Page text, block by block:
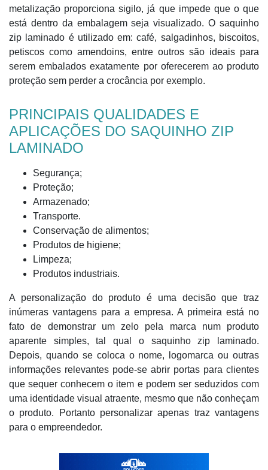
metalização proporciona sigilo, já que impede que o que
está dentro da embalagem seja visualizado. O saquinho
zip laminado é utilizado em: café, salgadinhos, biscoitos,
petiscos como amendoins, entre outros são ideais para
serem embalados exatamente por oferecerem ao produto
proteção sem perder a crocância por exemplo.
PRINCIPAIS QUALIDADES E
APLICAÇÕES DO SAQUINHO ZIP
LAMINADO
Segurança;
Proteção;
Armazenado;
Transporte.
Conservação de alimentos;
Produtos de higiene;
Limpeza;
Produtos industriais.
A personalização do produto é uma decisão que traz
inúmeras vantagens para a empresa. A primeira está no
fato de demonstrar um zelo pela marca num produto
aparente simples, tal qual o saquinho zip laminado.
Depois, quando se coloca o nome, logomarca ou outras
informações relevantes pode-se abrir portas para clientes
que sequer conhecem o item e podem ser seduzidos com
uma identidade visual atraente, mesmo que não conheçam
o produto. Portanto personalizar apenas traz vantagens
para o empreendedor.